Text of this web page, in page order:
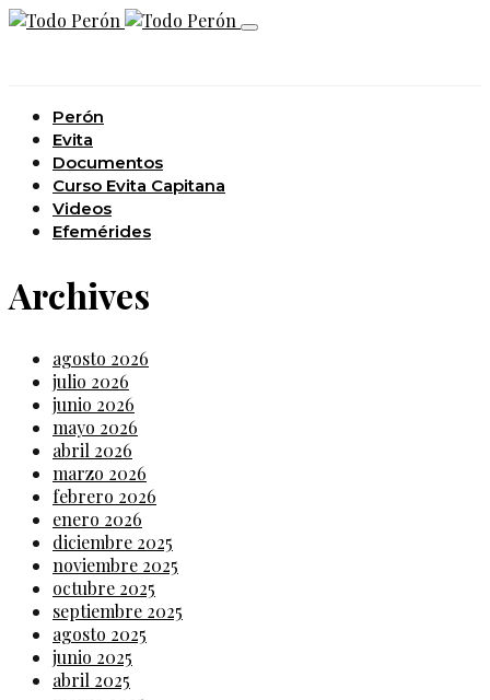
Perón
Evita
Documentos
Curso Evita Capitana
Videos
Efemérides
Archives
agosto 2026
julio 2026
junio 2026
mayo 2026
abril 2026
marzo 2026
febrero 2026
enero 2026
diciembre 2025
noviembre 2025
octubre 2025
septiembre 2025
agosto 2025
junio 2025
abril 2025